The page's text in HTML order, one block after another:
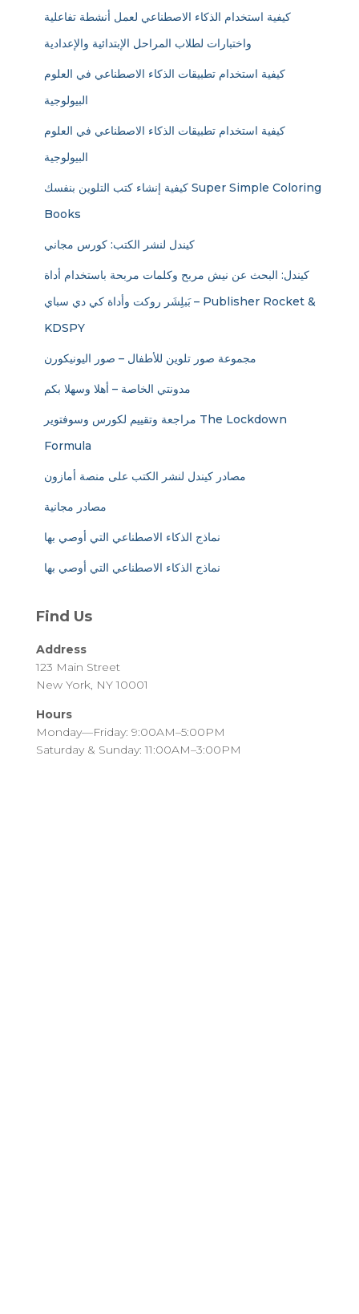
كيفية استخدام الذكاء الاصطناعي لعمل أنشطة تفاعلية
واختبارات لطلاب المراحل الإبتدائية والإعدادية
كيفية استخدام تطبيقات الذكاء الاصطناعي في العلوم
كيفية استخدام تطبيقات الذكاء الاصطناعي في العلوم
كيفية إنشاء كتب التلوين بنفسك Super Simple Coloring
Books
كيندل لنشر الكتب: كورس مجاني
كيندل: البحث عن نيش مربح وكلمات مربحة باستخدام أداة
بَبلِشَر روكت وأداة كي دي سباي – Publisher Rocket &
KDSPY
مجموعة صور تلوين للأطفال – صور اليونيكورن
مدونتي الخاصة – أهلا وسهلا بكم
مراجعة وتقييم لكورس وسوفتوير The Lockdown
Formula
مصادر كيندل لنشر الكتب على منصة أمازون
مصادر مجانية
نماذج الذكاء الاصطناعي التي أوصي بها
نماذج الذكاء الاصطناعي التي أوصي بها
Find Us
Address
123 Main Street
New York, NY 10001
Hours
Monday—Friday: 9:00AM–5:00PM
Saturday & Sunday: 11:00AM–3:00PM